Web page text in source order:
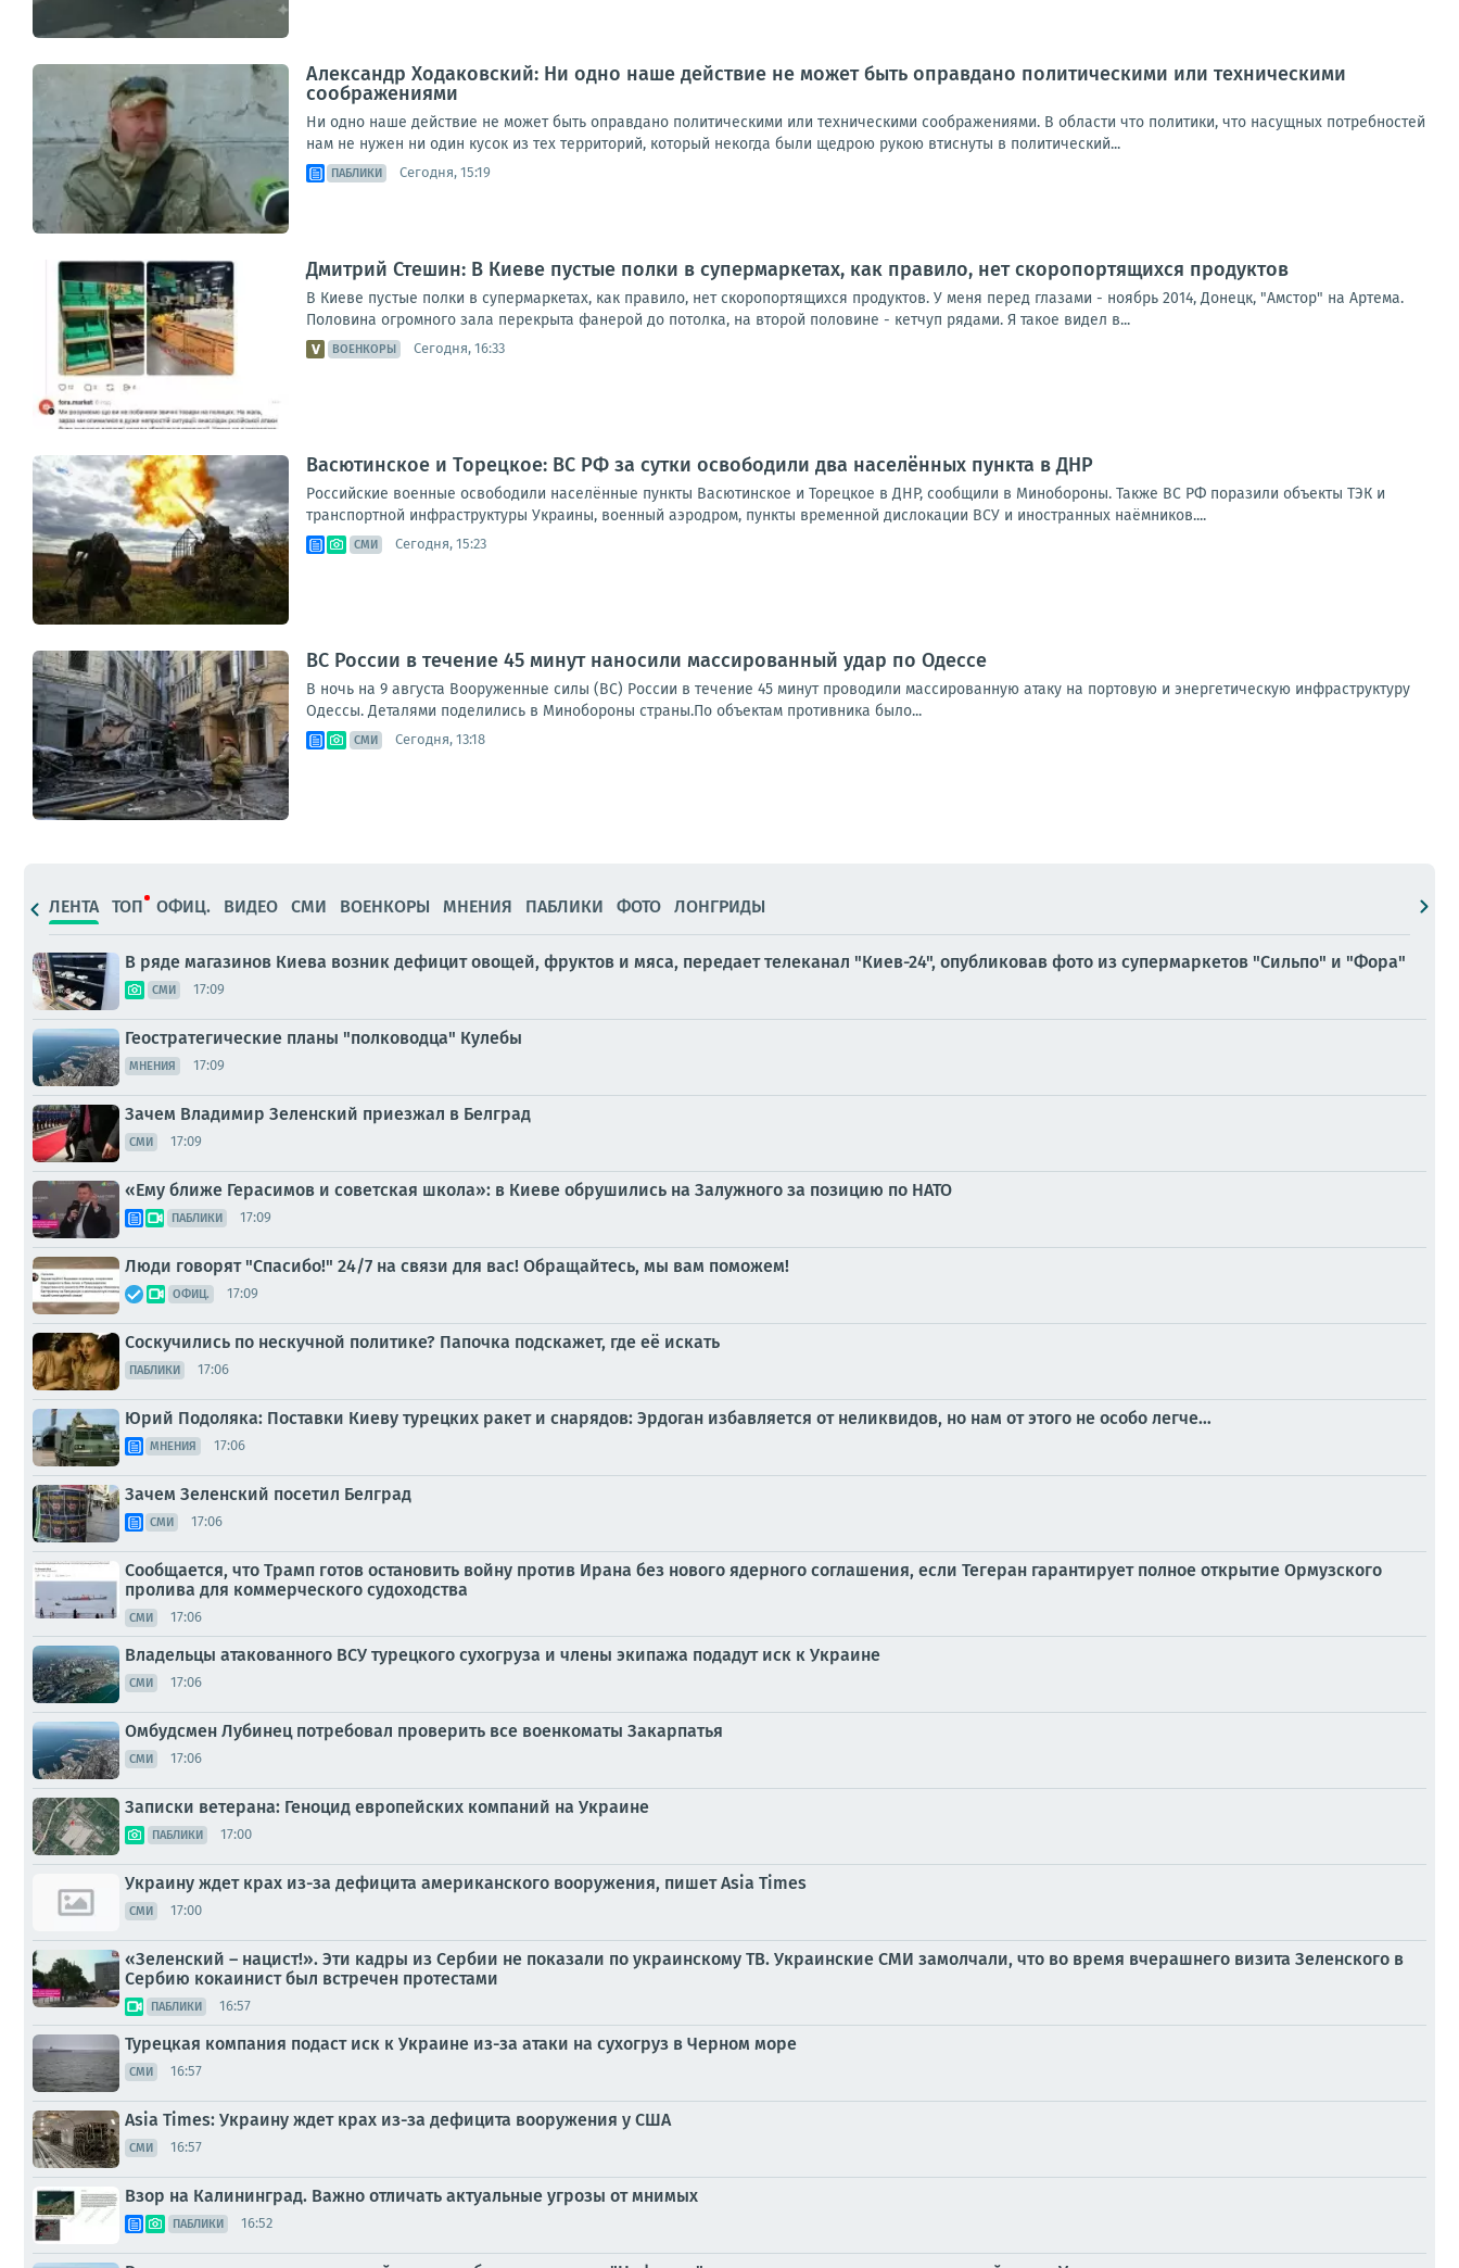
Александр Ходаковский: Ни одно наше действие не может быть оправдано политическими или техническими
соображениями
Ни одно наше действие не может быть оправдано политическими или техническими соображениями. В области что политики, что насущных потребностей
нам не нужен ни один кусок из тех территорий, который некогда были щедрою рукою втиснуты в политический...
ПАБЛИКИ Сегодня, 15:19
Дмитрий Стешин: В Киеве пустые полки в супермаркетах, как правило, нет скоропортящихся продуктов
В Киеве пустые полки в супермаркетах, как правило, нет скоропортящихся продуктов. У меня перед глазами - ноябрь 2014, Донецк, "Амстор" на Артема.
Половина огромного зала перекрыта фанерой до потолка, на второй половине - кетчуп рядами. Я такое видел в...
ВОЕНКОРЫ Сегодня, 16:33
Васютинское и Торецкое: ВС РФ за сутки освободили два населённых пункта в ДНР
Российские военные освободили населённые пункты Васютинское и Торецкое в ДНР, сообщили в Минобороны. Также ВС РФ поразили объекты ТЭК и
транспортной инфраструктуры Украины, военный аэродром, пункты временной дислокации ВСУ и иностранных наёмников....
СМИ Сегодня, 15:23
ВС России в течение 45 минут наносили массированный удар по Одессе
В ночь на 9 августа Вооруженные силы (ВС) России в течение 45 минут проводили массированную атаку на портовую и энергетическую инфраструктуру
Одессы. Деталями поделились в Минобороны страны.По объектам противника было...
СМИ Сегодня, 13:18
ЛЕНТА ТОП ОФИЦ. ВИДЕО СМИ ВОЕНКОРЫ МНЕНИЯ ПАБЛИКИ ФОТО ЛОНГРИДЫ
В ряде магазинов Киева возник дефицит овощей, фруктов и мяса, передает телеканал "Киев-24", опубликовав фото из супермаркетов "Сильпо" и "Фора"
СМИ 17:09
Геостратегические планы "полководца" Кулебы
МНЕНИЯ 17:09
Зачем Владимир Зеленский приезжал в Белград
СМИ 17:09
«Ему ближе Герасимов и советская школа»: в Киеве обрушились на Залужного за позицию по НАТО
ПАБЛИКИ 17:09
Люди говорят "Спасибо!" 24/7 на связи для вас! Обращайтесь, мы вам поможем!
ОФИЦ. 17:09
Соскучились по нескучной политике? Папочка подскажет, где её искать
ПАБЛИКИ 17:06
Юрий Подоляка: Поставки Киеву турецких ракет и снарядов: Эрдоган избавляется от неликвидов, но нам от этого не особо легче…
МНЕНИЯ 17:06
Зачем Зеленский посетил Белград
СМИ 17:06
Сообщается, что Трамп готов остановить войну против Ирана без нового ядерного соглашения, если Тегеран гарантирует полное открытие Ормузского
пролива для коммерческого судоходства
СМИ 17:06
Владельцы атакованного ВСУ турецкого сухогруза и члены экипажа подадут иск к Украине
СМИ 17:06
Омбудсмен Лубинец потребовал проверить все военкоматы Закарпатья
СМИ 17:06
Записки ветерана: Геноцид европейских компаний на Украине
ПАБЛИКИ 17:00
Украину ждет крах из-за дефицита американского вооружения, пишет Asia Times
СМИ 17:00
«Зеленский – нацист!». Эти кадры из Сербии не показали по украинскому ТВ. Украинские СМИ замолчали, что во время вчерашнего визита Зеленского в
Сербию кокаинист был встречен протестами
ПАБЛИКИ 16:57
Турецкая компания подаст иск к Украине из-за атаки на сухогруз в Черном море
СМИ 16:57
Asia Times: Украину ждет крах из-за дефицита вооружения у США
СМИ 16:57
Взор на Калининград. Важно отличать актуальные угрозы от мнимых
ПАБЛИКИ 16:52